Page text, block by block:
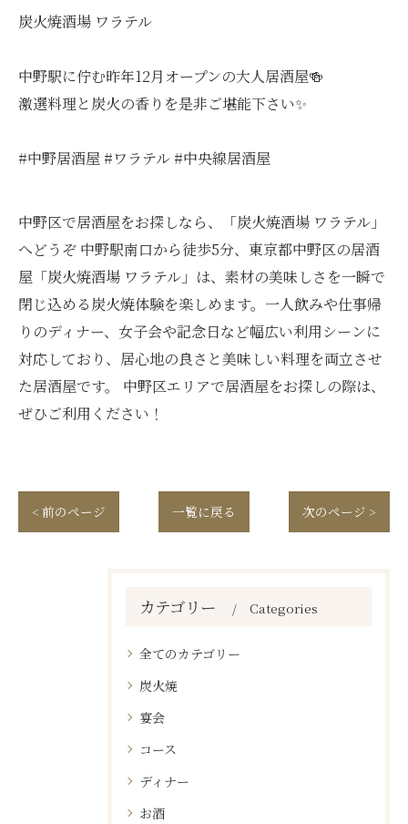
炭火焼酒場 ワラテル
中野駅に佇む昨年12月オープンの大人居酒屋🍻
激選料理と炭火の香りを是非ご堪能下さい✨
#中野居酒屋 #ワラテル #中央線居酒屋
中野区で居酒屋をお探しなら、「炭火焼酒場 ワラテル」
へどうぞ 中野駅南口から徒歩5分、東京都中野区の居酒
屋「炭火焼酒場 ワラテル」は、素材の美味しさを一瞬で
閉じ込める炭火焼体験を楽しめます。一人飲みや仕事帰
りのディナー、女子会や記念日など幅広い利用シーンに
対応しており、居心地の良さと美味しい料理を両立させ
た居酒屋です。 中野区エリアで居酒屋をお探しの際は、
ぜひご利用ください！
< 前のページ 一覧に戻る 次のページ >
カテゴリー Categories
全てのカテゴリー
炭火焼
宴会
コース
ディナー
お酒